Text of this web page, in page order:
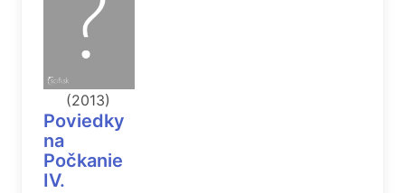
(2013)
Poviedky
na
Počkanie
IV.